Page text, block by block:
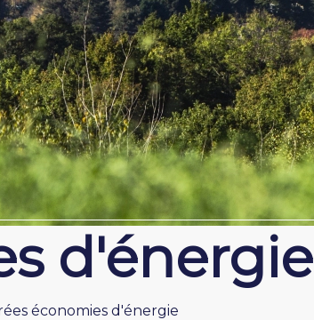
d'énergie
économies d'énergie